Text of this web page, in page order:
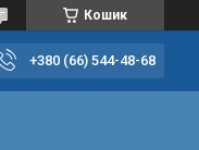
Кошик
+380 (66) 544-48-68